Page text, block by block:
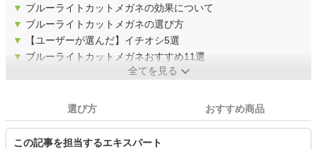
▼ ブルーライトカットメガネの効果について
▼ ブルーライトカットメガネの選び方
▼
【ユーザーが選んだ】イチオシ5選
▼ ブルーライトカットメガネおすすめ11選
全てを見る
選び方 おすすめ商品
この記事を担当するエキスパート